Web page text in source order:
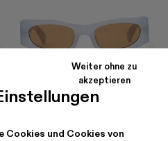
Cookies und Cookies von
Weiter ohne zu
akzeptieren
174 € -40%290 €